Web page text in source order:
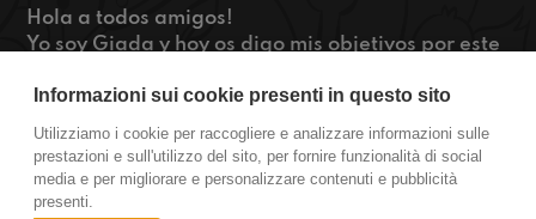
Hola a todos amigos!
Yo soy Giada y hoy os digo mis objetivos por este
¿Pero vosotros habéis algún objetivos?
#Tútambién
en Medicina
Informazioni sui cookie presenti in questo sito
Utilizziamo i cookie per raccogliere e analizzare informazioni sulle
prestazioni e sull'utilizzo del sito, per fornire funzionalità di social
media e per migliorare e personalizzare contenuti e pubblicità
presenti.